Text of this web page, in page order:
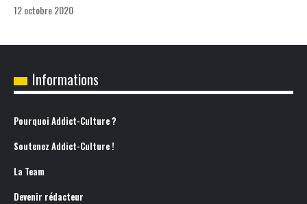
12 octobre 2020
Informations
Pourquoi Addict-Culture ?
Soutenez Addict-Culture !
La Team
Devenir rédacteur